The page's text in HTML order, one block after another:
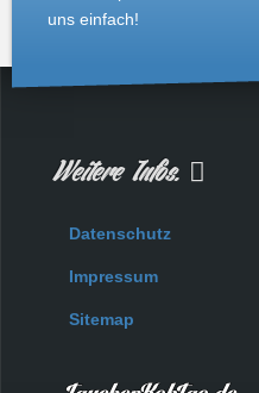
uns einfach!
Weitere Infos.
Datenschutz
Impressum
Sitemap